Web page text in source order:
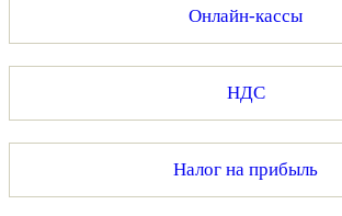
Онлайн-кассы
НДС
Налог на прибыль